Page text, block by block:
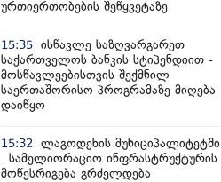
ურთიერთობების შეწყვეტაზე
15:35 ისწავლე საზღვარგარეთ
საქართველოს ბანკის სტიპენდიით -
მოსწავლეებისთვის შექმნილ
საერთაშორისო პროგრამაზე მიღება
დაიწყო
15:32
ლაგოდეხის მუნიციპალიტეტში
სამელიორაციო ინფრასტრუქტურის
მოწესრიგება გრძელდება